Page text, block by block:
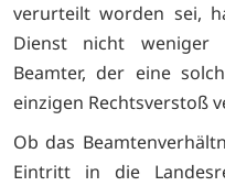
verurteilt worden sei,
Dienst nicht weniger
Beamter, der eine
einzigen Rechtsverstoß
Ob das
Eintritt in die